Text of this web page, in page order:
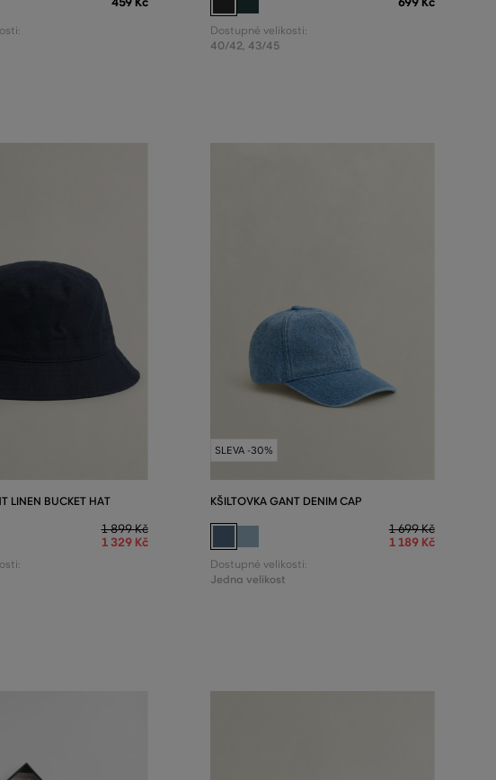
Dostupné velikosti:
40/42, 43/45
LINEN BUCKET HAT
1 899 Kč
1 329 Kč
SLEVA -30%
KŠILTOVKA GANT DENIM CAP
1 699 Kč
1 189 Kč
Dostupné velikosti:
Jedna velikost